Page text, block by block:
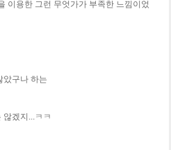
이용한 그런 무엇가가 부족한 느낌이었
았구나 하는
겠지...ㅋㅋ